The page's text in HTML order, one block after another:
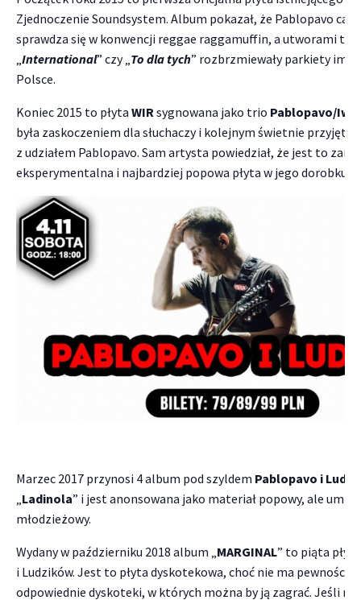
Zjednoczenie Soundsystem. Album pokazał, że Pablopavo
sprawdza się w konwencji reggae raggamuffin, a utworami
„International” czy „To dla tych” rozbrzmiewały parkiety
Polsce.
Koniec 2015 to płyta WIRsygnowana jako trio Pablopavo/
była zaskoczeniem dla słuchaczy i kolejnym świetnie
z udziałem Pablopavo. Sam artysta powiedział, że jest to
eksperymentalna i najbardziej popowa płyta w jego dorobku.
Marzec 2017 przynosi 4 album pod szyldem Pablopavo i
Ladinola” i jest anonsowana jako materiał popowy, ale
młodzieżowy.
Wydany w październiku 2018 album „ MARGINAL” to piąta
i Ludzików. Jest to płyta dyskotekowa, choć nie ma pewności
odpowiednie dyskoteki, w których można by ją zagrać. Jeśli